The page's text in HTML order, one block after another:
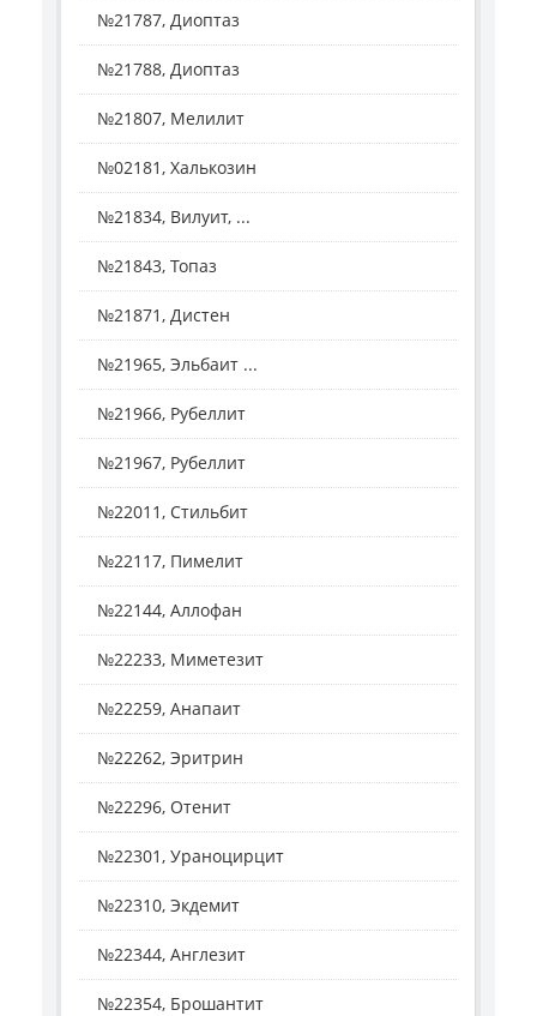
№21787, Диоптаз
№21788, Диоптаз
№21807, Мелилит
№02181, Халькозин
№21834, Вилуит, ...
№21843, Топаз
№21871, Дистен
№21965, Эльбаит ...
№21966, Рубеллит
№21967, Рубеллит
№22011, Стильбит
№22117, Пимелит
№22144, Аллофан
№22233, Миметезит
№22259, Анапаит
№22262, Эритрин
№22296, Отенит
№22301, Ураноцирцит
№22310, Экдемит
№22344, Англезит
№22354, Брошантит